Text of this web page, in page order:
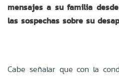
mensajes a su familia
las sospechas sobre su
Cabe señalar que con la